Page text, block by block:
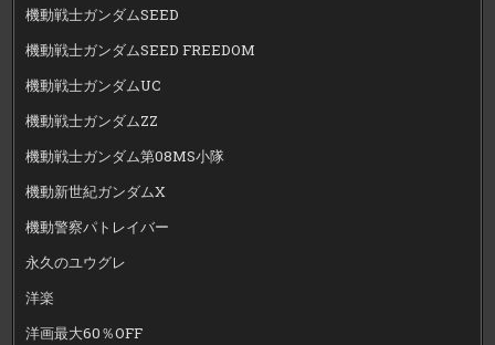
機動戦士ガンダムSEED
機動戦士ガンダムSEED FREEDOM
機動戦士ガンダムUC
機動戦士ガンダムZZ
機動戦士ガンダム第08MS小隊
機動新世紀ガンダムX
機動警察パトレイバー
永久のユウグレ
洋楽
洋画最大60％OFF